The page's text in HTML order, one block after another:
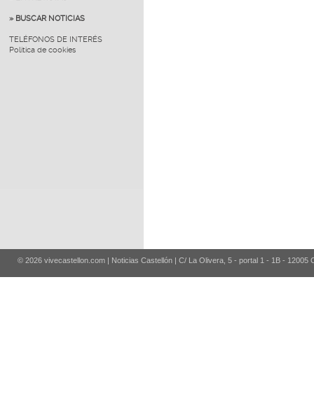
» BUSCAR NOTICIAS
TELÉFONOS DE INTERÉS
Política de cookies
© 2026 vivecastellon.com | Noticias Castellón | C/ La Olivera, 5 - portal 1 - 1B - 12005